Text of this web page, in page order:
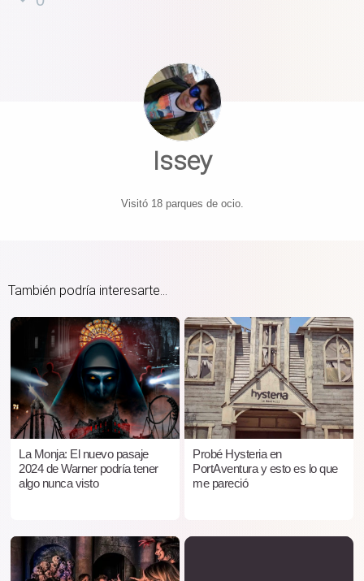
Issey
Visitó 18 parques de ocio.
También podría interesarte...
La Monja: El nuevo pasaje
2024 de Warner podría tener
algo nunca visto
Probé Hysteria en
PortAventura y esto es lo que
me pareció